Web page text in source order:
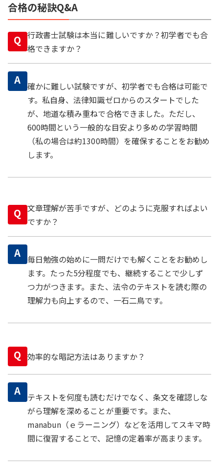
合格の秘訣Q&A
Q 行政書士試験は本当に難しいですか？初学者でも合
格できますか？
A 確かに難しい試験ですが、初学者でも合格は可能で
す。私自身、法律知識ゼロからのスタートでした
が、地道な積み重ねで合格できました。ただし、
600時間という一般的な目安より多めの学習時間
（私の場合は約1300時間）を確保することをお勧め
します。
Q 文章理解が苦手ですが、どのように克服すればよい
ですか？
A
毎日勉強の始めに一問だけでも解くことをお勧めし
ます。たった5分程度でも、継続することで少しず
つ力がつきます。また、法令のテキストを読む際の
理解力も向上するので、一石二鳥です。
Q 効率的な暗記方法はありますか？
A
テキストを何度も読むだけでなく、条文を確認しな
がら理解を深めることが重要です。また、
manabun（ｅラーニング）などを活用してスキマ時
間に復習することで、記憶の定着率が高まります。